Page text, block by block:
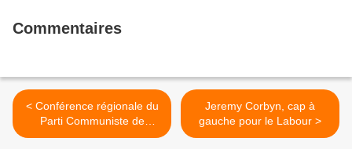
Commentaires
< Conférence régionale du
Parti Communiste de
Bretagne à Saint Brieuc le
Jeremy Corbyn, cap à
gauche pour le Labour >